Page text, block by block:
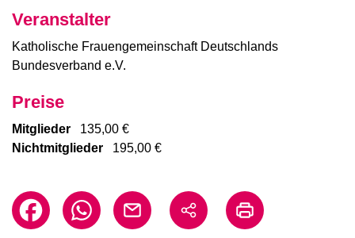
Veranstalter
Katholische Frauengemeinschaft Deutschlands
Bundesverband e.V.
Preise
Mitglieder 135,00 €
Nichtmitglieder 195,00 €